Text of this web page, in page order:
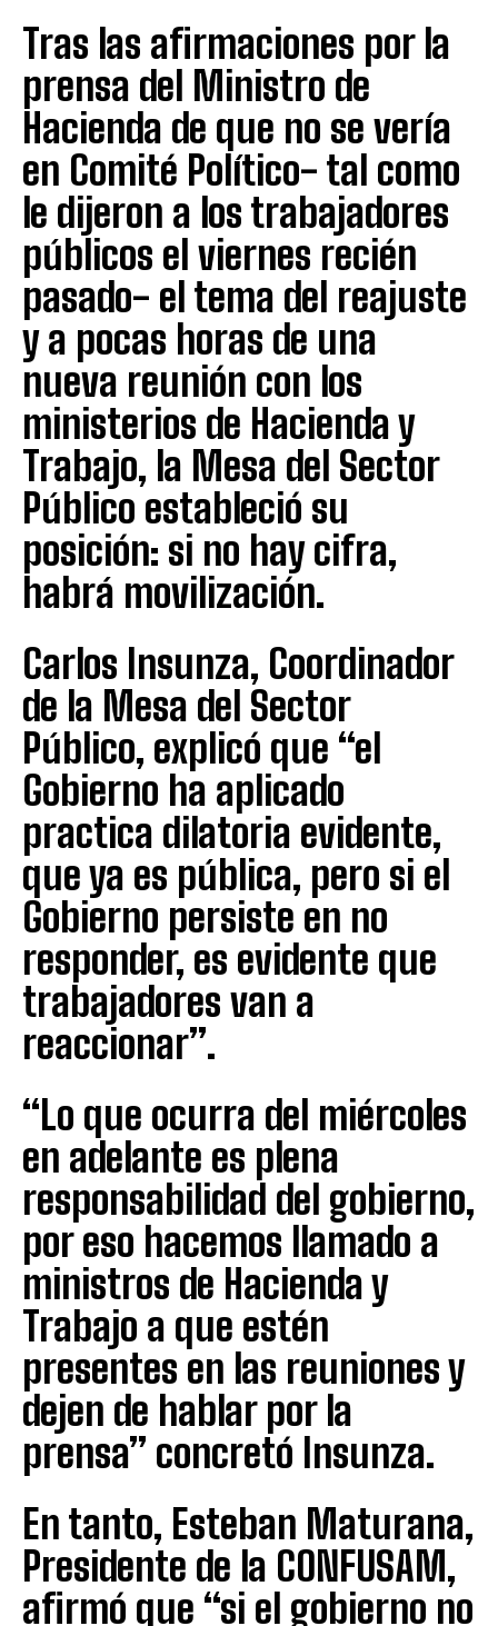
Tras las afirmaciones por la
prensa del Ministro de
Hacienda de que no se vería
en Comité Político- tal como
le dijeron a los trabajadores
públicos el viernes recién
pasado- el tema del reajuste
y a pocas horas de una
nueva reunión con los
ministerios de Hacienda y
Trabajo, la Mesa del Sector
Público estableció su
posición: si no hay cifra,
habrá movilización.
Carlos Insunza, Coordinador
de la Mesa del Sector
Público, explicó que “el
Gobierno ha aplicado
practica dilatoria evidente,
que ya es pública, pero si el
Gobierno persiste en no
responder, es evidente que
trabajadores van a
reaccionar”.
“Lo que ocurra del miércoles
en adelante es plena
responsabilidad del gobierno,
por eso hacemos llamado a
ministros de Hacienda y
Trabajo a que estén
presentes en las reuniones y
dejen de hablar por la
prensa” concretó Insunza.
En tanto, Esteban Maturana,
Presidente de la CONFUSAM,
afirmó que “si el gobierno no